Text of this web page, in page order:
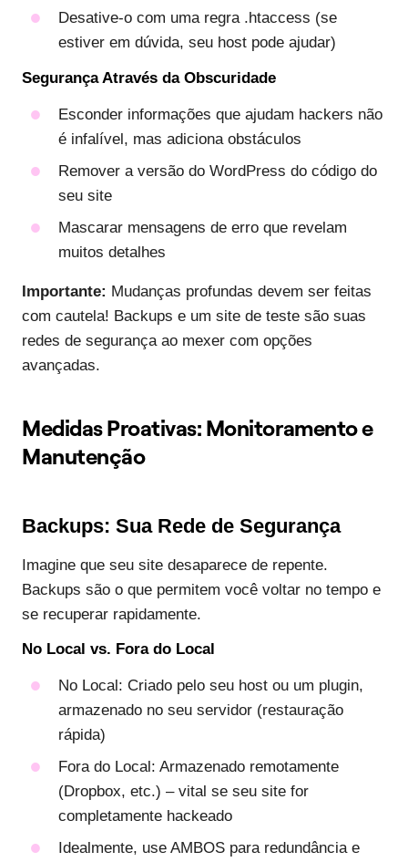
Desative-o com uma regra .htaccess (se
estiver em dúvida, seu host pode ajudar)
Segurança Através da Obscuridade
Esconder informações que ajudam hackers não
é infalível, mas adiciona obstáculos
Remover a versão do WordPress do código do
seu site
Mascarar mensagens de erro que revelam
muitos detalhes
Importante: Mudanças profundas devem ser feitas
com cautela! Backups e um site de teste são suas
redes de segurança ao mexer com opções
avançadas.
Medidas Proativas: Monitoramento e
Manutenção
Backups: Sua Rede de Segurança
Imagine que seu site desaparece de repente.
Backups são o que permitem você voltar no tempo e
se recuperar rapidamente.
No Local vs. Fora do Local
No Local: Criado pelo seu host ou um plugin,
armazenado no seu servidor (restauração
rápida)
Fora do Local: Armazenado remotamente
(Dropbox, etc.) – vital se seu site for
completamente hackeado
Idealmente, use AMBOS para redundância e